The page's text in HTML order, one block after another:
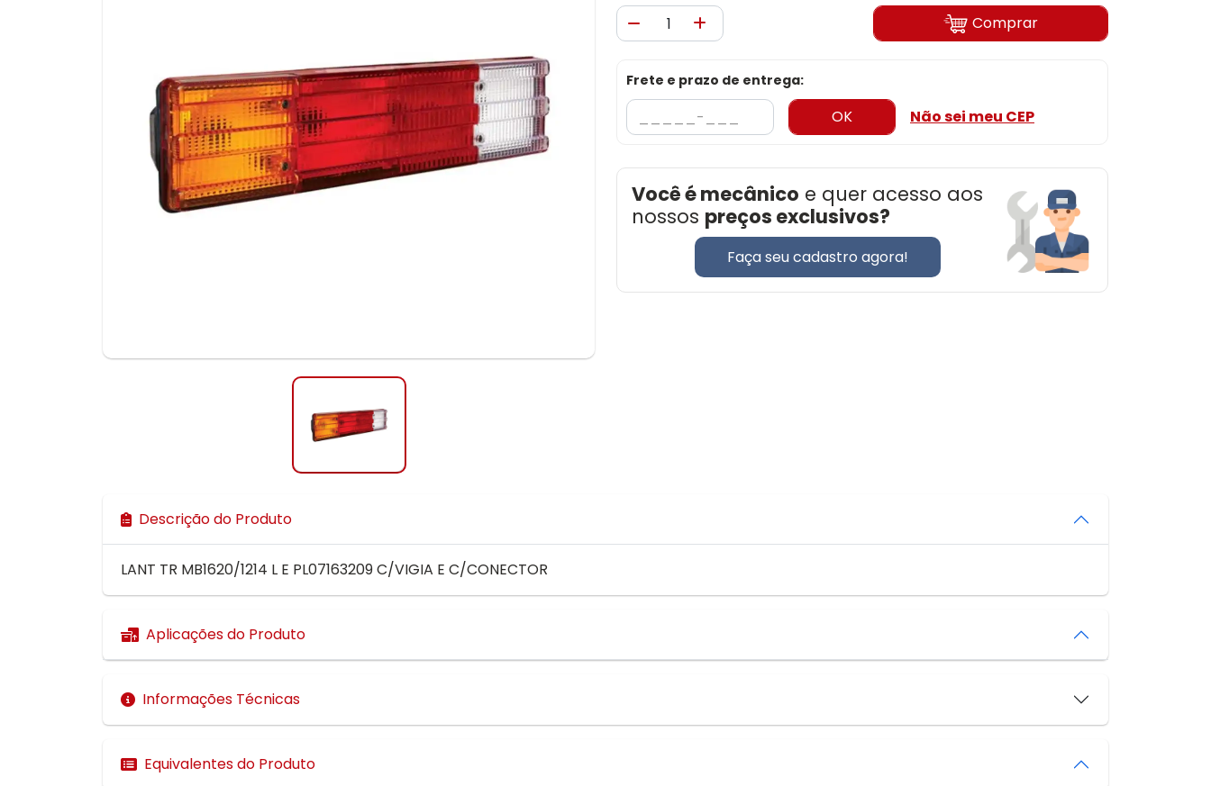
Comprar
Frete e prazo de entrega:
OK Não sei meu CEP
Você é mecânico e quer acesso aos
nossos preços exclusivos?
Faça seu cadastro agora!
Descrição do Produto
LANT TR MB1620/1214 L E PL07163209 C/VIGIA E C/CONECTOR
Aplicações do Produto
Informações Técnicas
Equivalentes do Produto